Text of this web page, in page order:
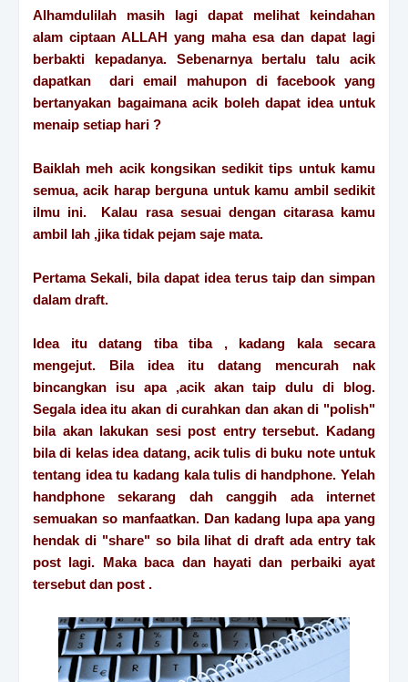
Alhamdulilah masih lagi dapat melihat keindahan
alam ciptaan ALLAH yang maha esa dan dapat lagi
berbakti kepadanya. Sebenarnya bertalu talu acik
dapatkan dari email mahupon di facebook yang
bertanyakan bagaimana acik boleh dapat idea untuk
menaip setiap hari ?
Baiklah meh acik kongsikan sedikit tips untuk kamu
semua, acik harap berguna untuk kamu ambil sedikit
ilmu ini. Kalau rasa sesuai dengan citarasa kamu
ambil lah ,jika tidak pejam saje mata.
Pertama Sekali, bila dapat idea terus taip dan simpan
dalam draft.
Idea itu datang tiba tiba , kadang kala secara
mengejut. Bila idea itu datang mencurah nak
bincangkan isu apa ,acik akan taip dulu di blog.
Segala idea itu akan di curahkan dan akan di "polish"
bila akan lakukan sesi post entry tersebut. Kadang
bila di kelas idea datang, acik tulis di buku note untuk
tentang idea tu kadang kala tulis di handphone. Yelah
handphone sekarang dah canggih ada internet
semuakan so manfaatkan. Dan kadang lupa apa yang
hendak di "share" so bila lihat di draft ada entry tak
post lagi. Maka baca dan hayati dan perbaiki ayat
tersebut dan post .